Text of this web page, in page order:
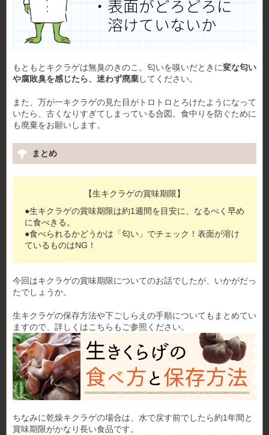
もともとキクラゲは無臭のきのこ。匂いを嗅いだときに変な匂い
や腐敗臭を感じたら、迷わず廃棄してください。
また、万が一キクラゲの見た目がトロトロとろけたようになって
いたら、古くなりすぎてしまっている合図。食中りを防ぐために
も廃棄をお願いします。
まとめ
【生キクラゲの賞味期限】
●生キクラゲの賞味期限は約1週間を目安に、なるべく早め
に食べきる。
●食べられるかどうかは「匂い」でチェック！表面が溶け
ているものはNG！
今回はキクラゲの賞味期限についてのお話でしたが、いかがだっ
たでしょうか。
生キクラゲの保存方法や下ごしらえの手順についてもまとめてい
ますので、詳しくはこちらもご参照ください。
ちなみに乾燥キクラゲの場合は、水で戻す前でしたら約1年間と
賞味期限がかなり長い食品です。